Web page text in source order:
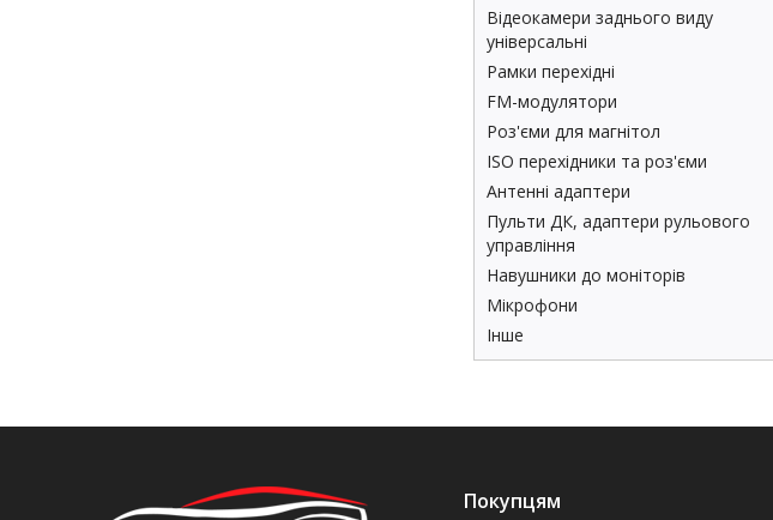
Відеокамери заднього виду
універсальні
Рамки перехідні
FM-модулятори
Роз'єми для магнітол
ISO перехідники та роз'єми
Антенні адаптери
Пульти ДК, адаптери рульового
управління
Навушники до моніторів
Мікрофони
Інше
Покупцям